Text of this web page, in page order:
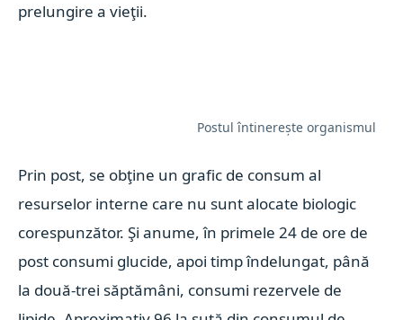
prelungire a vieţii.
Postul întinerește organismul
Prin post, se obţine un grafic de consum al
resurselor interne care nu sunt alocate biologic
corespunzător. Şi anume, în primele 24 de ore de
post consumi glucide, apoi timp îndelungat, până
la două-trei săptămâni, consumi rezervele de